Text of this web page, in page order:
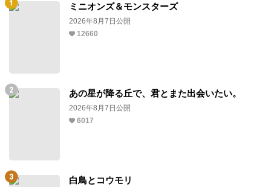
ミニオンズ＆モンスターズ
2026年8月7日公開
12660
あの星が降る丘で、君とまた出会いたい。
2026年8月7日公開
6017
白鳥とコウモリ